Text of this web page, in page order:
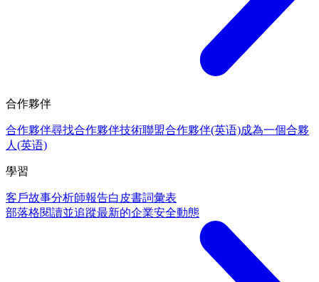
合作夥伴
合作夥伴尋找合作夥伴技術聯盟合作夥伴(英语)成為一個合夥
人(英语)
學習
客戶故事分析師報告白皮書詞彙表
部落格閱讀並追蹤最新的企業安全動態